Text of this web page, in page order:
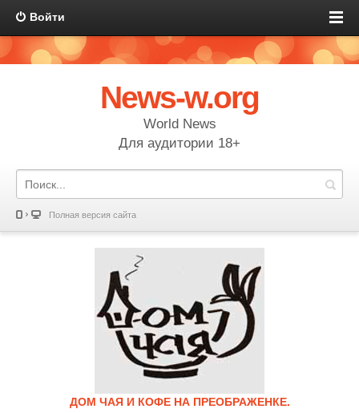
Войти
News-w.org
World News
Для аудитории 18+
Полная версия сайта
ДОМ ЧАЯ И КОФЕ НА ПРЕОБРАЖЕНКЕ.